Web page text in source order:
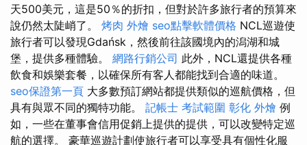
天500美元，這是50％的折扣，但對於許多旅行者的預算來
說仍然太陡峭了。 烤肉 外燴 seo點擊軟體價格 NCL巡遊使
旅行者可以發現Gdańsk，然後前往該國境內的潟湖和城
堡，提供多種體驗。 網路行銷公司 此外，NCL還提供各種
飲食和娛樂套餐，以確保所有客人都能找到合適的味道。
seo保證第一頁 大多數預訂網站都提供類似的巡航價格，但
具有與眾不同的獨特功能。 記帳士 考試範圍 彰化 外燴 例
如，一些在董事會信用促銷上提供的提供，可以改變特定巡
航的選擇。 豪華巡遊計劃使旅行者可以享受具有個性化服